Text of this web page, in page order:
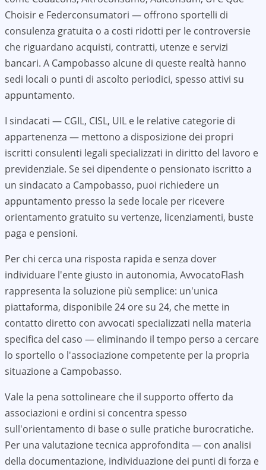
Choisir e Federconsumatori — offrono sportelli di
consulenza gratuita o a costi ridotti per le controversie
che riguardano acquisti, contratti, utenze e servizi
bancari. A Campobasso alcune di queste realtà hanno
sedi locali o punti di ascolto periodici, spesso attivi su
appuntamento.
I sindacati — CGIL, CISL, UIL e le relative categorie di
appartenenza — mettono a disposizione dei propri
iscritti consulenti legali specializzati in diritto del lavoro e
previdenziale. Se sei dipendente o pensionato iscritto a
un sindacato a Campobasso, puoi richiedere un
appuntamento presso la sede locale per ricevere
orientamento gratuito su vertenze, licenziamenti, buste
paga e pensioni.
Per chi cerca una risposta rapida e senza dover
individuare l'ente giusto in autonomia, AvvocatoFlash
rappresenta la soluzione più semplice: un'unica
piattaforma, disponibile 24 ore su 24, che mette in
contatto diretto con avvocati specializzati nella materia
specifica del caso — eliminando il tempo perso a cercare
lo sportello o l'associazione competente per la propria
situazione a Campobasso.
Vale la pena sottolineare che il supporto offerto da
associazioni e ordini si concentra spesso
sull'orientamento di base o sulle pratiche burocratiche.
Per una valutazione tecnica approfondita — con analisi
della documentazione, individuazione dei punti di forza e